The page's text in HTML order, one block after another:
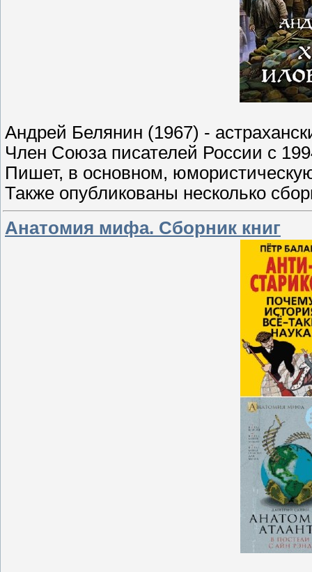
Андрей Белянин (1967) -
Член Союза писателей России с
Пишет, в основном,
Также опубликованы несколько
Анатомия мифа. Сборник книг